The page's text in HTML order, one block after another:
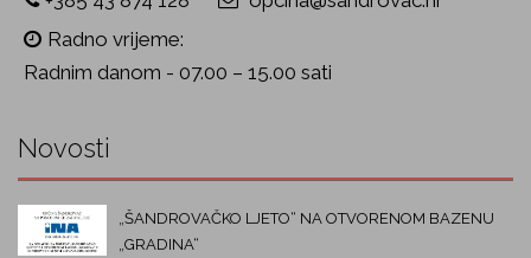
Radno vrijeme:
Radnim danom - 07.00 – 15.00 sati
Novosti
„ŠANDROVAČKO LJETO“ NA OTVORENOM BAZENU
„GRADINA“